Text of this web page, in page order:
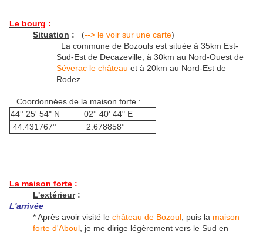
Le bourg :
Situation : (--> le voir sur une carte)
La commune de Bozouls est située à 35km Est-
Sud-Est de Decazeville, à 30km au Nord-Ouest de
Séverac le château et à 20km au Nord-Est de
Rodez.
Coordonnées de la maison forte :
44° 25' 54" N
02° 40' 44" E
44.431767°
2.678858°
La maison forte :
L'extérieur:
L'arrivée
* Après avoir visité le château de Bozoul , puis la maison
forte d'Aboul , je me dirige légèrement vers le Sud en